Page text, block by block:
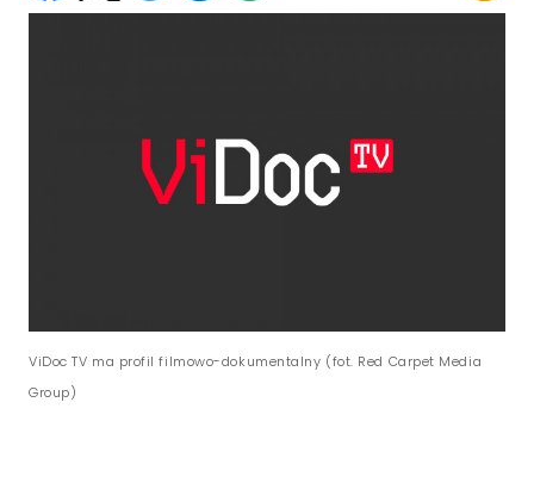
ViDoc TV ma profil filmowo-dokumentalny (fot. Red Carpet Media
Group)